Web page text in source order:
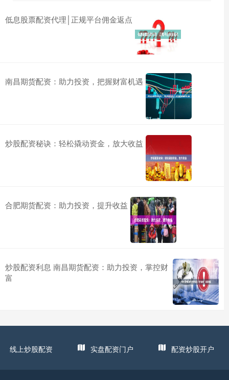
低息股票配资代理│正规平台佣金返点
南昌期货配资：助力投资，把握财富机遇
炒股配资秘诀：轻松撬动资金，放大收益
合肥期货配资：助力投资，提升收益
炒股配资利息 南昌期货配资：助力投资，掌控财
富
线上炒股配资 实盘配资门户 配资炒股开户